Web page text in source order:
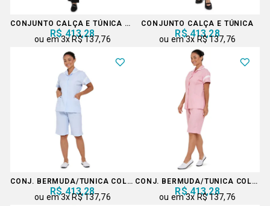
CONJUNTO CALÇA E TÚNICA PRETO
R$ 413,28
3x R$ 137,76
CONJUNTO CALÇA E TÚNICA
R$ 413,28
3x R$ 137,76
CONJ. BERMUDA/TUNICA COLEÇÃO
R$ 413,28
3xR$ 137,76
CONJ. BERMUDA/TUNICA COLEÇÃO
R$ 413,28
3xR$ 137,76